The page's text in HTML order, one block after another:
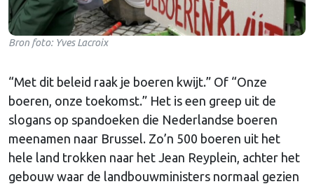
Bron foto: Yves Lacroix
“Met dit beleid raak je boeren kwijt.” Of “Onze
boeren, onze toekomst.” Het is een greep uit de
slogans op spandoeken die Nederlandse boeren
meenamen naar Brussel. Zo’n 500 boeren uit het
hele land trokken naar het Jean Reyplein, achter het
gebouw waar de landbouwministers normaal gezien